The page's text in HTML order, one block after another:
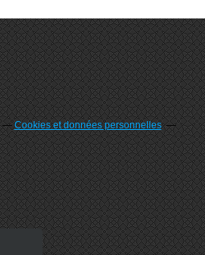
Cookies et données personnelles